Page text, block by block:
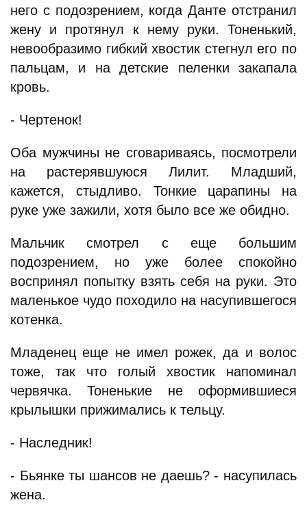
него с подозрением, когда Данте отстранил
жену и протянул к нему руки. Тоненький,
невообразимо гибкий хвостик стегнул его по
пальцам, и на детские пеленки закапала
кровь.
- Чертенок!
Оба мужчины не сговариваясь, посмотрели
на растерявшуюся Лилит. Младший,
кажется, стыдливо. Тонкие царапины на
руке уже зажили, хотя было все же обидно.
Мальчик смотрел с еще большим
подозрением, но уже более спокойно
воспринял попытку взять себя на руки. Это
маленькое чудо походило на насупившегося
котенка.
Младенец еще не имел рожек, да и волос
тоже, так что голый хвостик напоминал
червячка. Тоненькие не оформившиеся
крылышки прижимались к тельцу.
- Наследник!
- Бьянке ты шансов не даешь? - насупилась
жена.